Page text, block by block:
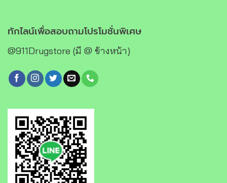
ทักไลน์เพื่อสอบถามโปรโมชั่นพิเศษ
@911Drugstore (มี @ ข้างหน้า)